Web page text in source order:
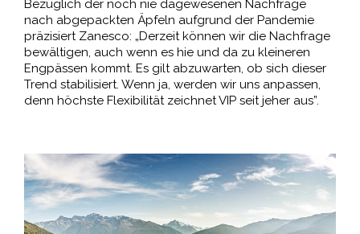
Bezüglich der noch nie dagewesenen Nachfrage
nach abgepackten Äpfeln aufgrund der Pandemie
präzisiert Zanesco: „Derzeit können wir die Nachfrage
bewältigen, auch wenn es hie und da zu kleineren
Engpässen kommt. Es gilt abzuwarten, ob sich dieser
Trend stabilisiert. Wenn ja, werden wir uns anpassen,
denn höchste Flexibilität zeichnet VIP seit jeher aus”.